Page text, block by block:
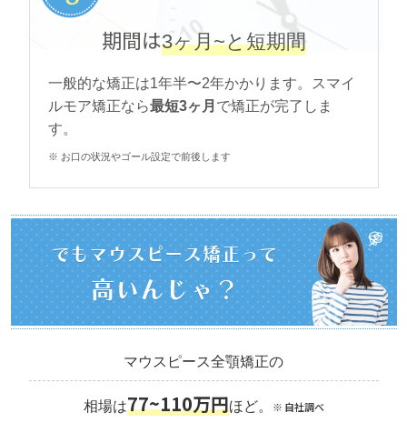
期間は3ヶ月~と短期間
一般的な矯正は1年半〜2年かかります。スマイ
ルモア矯正なら最短3ヶ月 で矯正が完了しま
す。
※ お口の状況やゴール設定で前後します
でもマウスピース矯正って
高いんじゃ？
マウスピース全顎矯正の
相場は77~110万円ほど。 ※ 自社調べ